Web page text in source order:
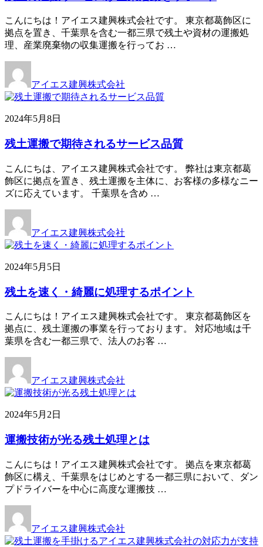
こんにちは！アイエス建興株式会社です。 東京都葛飾区に
拠点を置き、千葉県を含む一都三県で残土や資材の運搬処
理、産業廃棄物の収集運搬を行ってお …
アイエス建興株式会社
2024年5月8日
残土運搬で期待されるサービス品質
こんにちは、アイエス建興株式会社です。 弊社は東京都葛
飾区に拠点を置き、残土運搬を主体に、お客様の多様なニー
ズに応えています。 千葉県を含め …
アイエス建興株式会社
2024年5月5日
残土を速く・綺麗に処理するポイント
こんにちは！アイエス建興株式会社です。 東京都葛飾区を
拠点に、残土運搬の事業を行っております。 対応地域は千
葉県を含む一都三県で、法人のお客 …
アイエス建興株式会社
2024年5月2日
運搬技術が光る残土処理とは
こんにちは！アイエス建興株式会社です。 拠点を東京都葛
飾区に構え、千葉県をはじめとする一都三県において、ダン
プドライバーを中心に高度な運搬技 …
アイエス建興株式会社